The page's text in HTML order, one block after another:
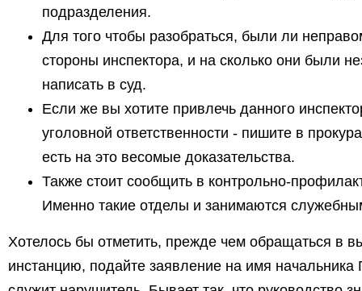
подразделения.
Для того чтобы разобраться, были ли
стороны инспектора, и на сколько они были
написать в суд.
Если же вы хотите привлечь данного
уголовной ответственности - пишите в
есть на это весомые доказательства.
Также стоит сообщить в контрольно-
Именно такие отделы и занимаются
Хотелось бы отметить, прежде чем обращаться в
инстанцию, подайте заявление на имя